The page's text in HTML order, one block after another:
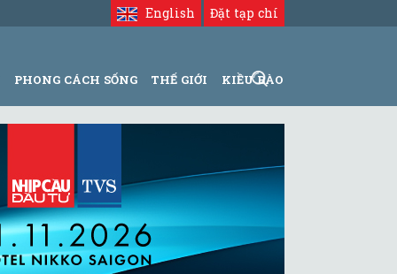
Đặt tạp chí
English
PHONG CÁCH SỐNG THẾ GIỚI KIỀU BÀO